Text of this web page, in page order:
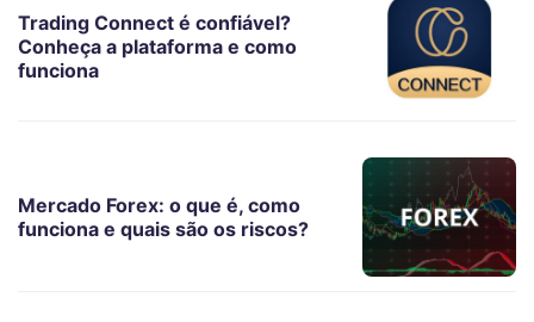
Trading Connect é confiável?
Conheça a plataforma e como
funciona
Mercado Forex: o que é, como
funciona e quais são os riscos?